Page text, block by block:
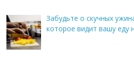
Забудьте о скучных
которое видит вашу еду